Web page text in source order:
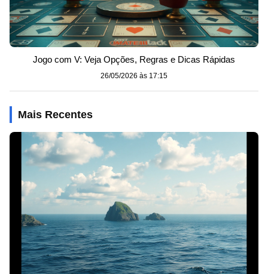
Jogo com V: Veja Opções, Regras e Dicas Rápidas
26/05/2026 às 17:15
Mais Recentes